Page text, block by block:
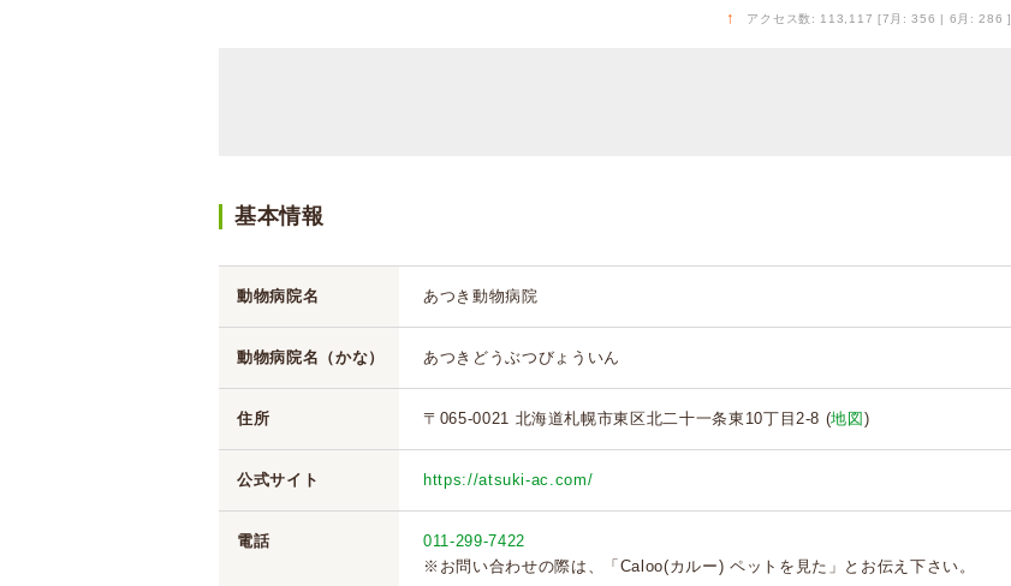
↑ アクセス数: 113,117 [7月: 356 | 6月: 286 ]
基本情報
動物病院名 あつき動物病院
動物病院名（かな） あつきどうぶつびょういん
住所 〒065-0021 北海道札幌市東区北二十一条東10丁目2-8 (地図 )
公式サイト https://atsuki-ac.com/
電話
011-299-7422
※お問い合わせの際は、「Caloo(カルー) ペットを見た」とお伝え下さい。